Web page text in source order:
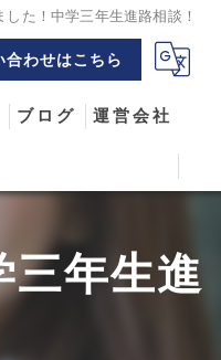
た！中学三年生進路相談！
合わせはこちら
ブログ 運営会社
三年生進